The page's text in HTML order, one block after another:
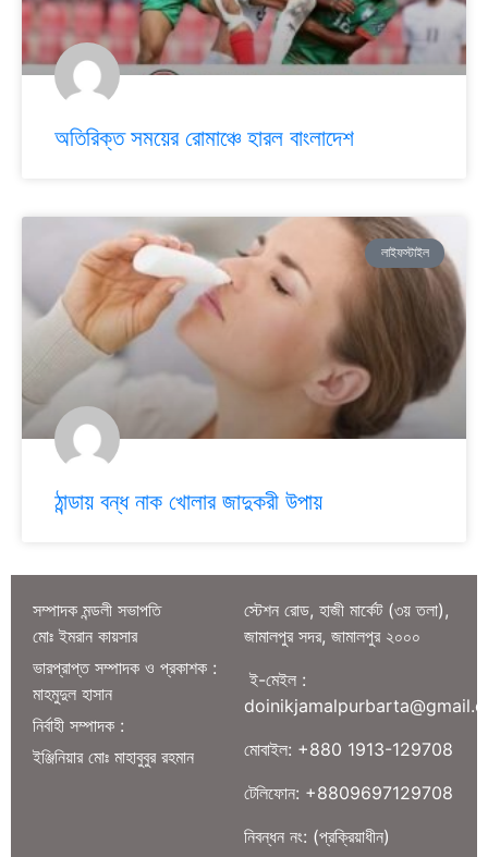
অতিরিক্ত সময়ের রোমাঞ্চে হারল বাংলাদেশ
লাইফস্টাইল
ঠান্ডায় বন্ধ নাক খোলার জাদুকরী উপায়
সম্পাদক মন্ডলী সভাপতি
মোঃ ইমরান কায়সার
ভারপ্রাপ্ত সম্পাদক ও প্রকাশক :
মাহমুদুল হাসান
নির্বাহী সম্পাদক :
ইঞ্জিনিয়ার মোঃ মাহাবুবুর রহমান
স্টেশন রোড, হাজী মার্কেট (৩য় তলা),
জামালপুর সদর, জামালপুর ২০০০
ই-মেইল :
মোবাইল: +880 1913-129708
টেলিফোন: +8809697129708
নিবন্ধন নং: (প্রক্রিয়াধীন)